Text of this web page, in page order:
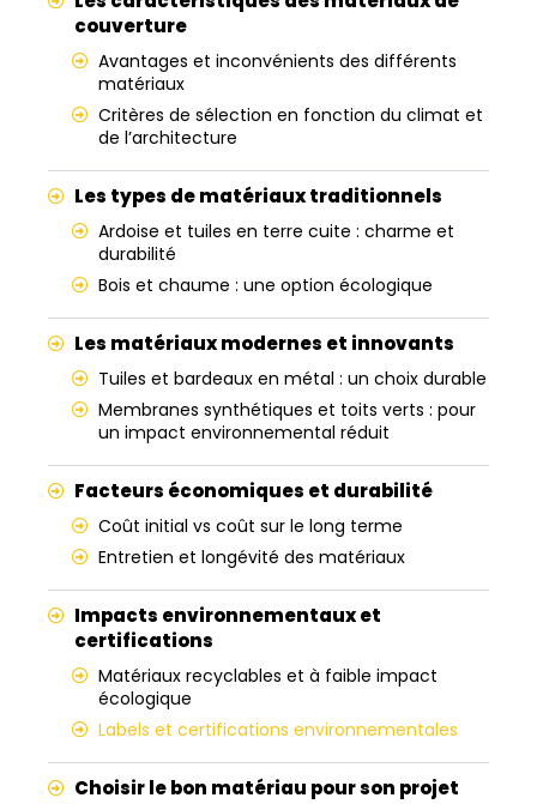
couverture
Avantages et inconvénients des différents
matériaux
Critères de sélection en fonction du climat et
de l’architecture
Les types de matériaux traditionnels
Ardoise et tuiles en terre cuite : charme et
durabilité
Bois et chaume : une option écologique
Les matériaux modernes et innovants
Tuiles et bardeaux en métal : un choix durable
Membranes synthétiques et toits verts : pour
un impact environnemental réduit
Facteurs économiques et durabilité
Coût initial vs coût sur le long terme
Entretien et longévité des matériaux
Impacts environnementaux et
certifications
Matériaux recyclables et à faible impact
écologique
Labels et certifications environnementales
Choisir le bon matériau pour son projet